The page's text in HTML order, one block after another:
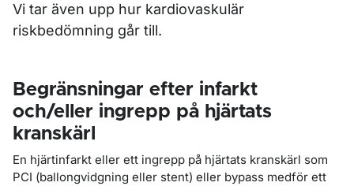
Vi tar även upp hur kardiovaskulär
riskbedömning går till.
Begränsningar efter infarkt
och/eller ingrepp på hjärtats
kranskärl
En hjärtinfarkt eller ett ingrepp på hjärtats kranskärl som
PCI (ballongvidgning eller stent) eller bypass medför ett